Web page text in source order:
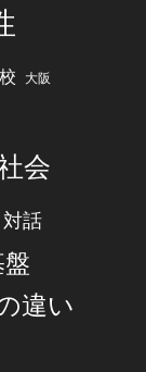
大阪
会
対話
違い